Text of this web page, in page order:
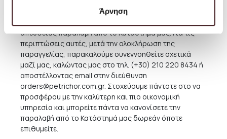
Άρνηση
6 ΕΥΡΩ. Κάποια μεγαλύτερα έπιπλα και φωτιστικά
απευθείας παραλαβή από το Κατάστημα μας. Για τις
περιπτώσεις αυτές, μετά την ολοκλήρωση της
παραγγελίας, παρακαλούμε συνεννοηθείτε σχετικά
μαζί μας, καλώντας μας στο τηλ. (+30) 210 220 8434 ή
αποστέλλοντας email στην διεύθυνση
orders@petrichor.com.gr. Στοχεύουμε πάντοτε στο να
προσφέρου με την καλύτερη και πιο οικονομική
υπηρεσία και μπορείτε πάντα να κανονίσετε την
παραλαβή από το Κατάστημά μας δωρεάν όποτε
επιθυμείτε.